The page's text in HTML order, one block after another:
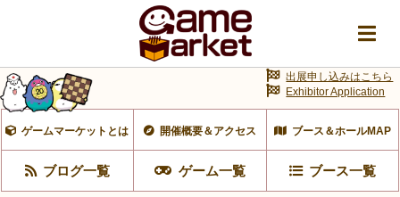
ゲームマーケットとは 開催概要＆アクセス ブース＆ホールMAP
ブログ一覧 ゲーム一覧 ブース一覧
出展申し込みはこちら
Exhibitor Application